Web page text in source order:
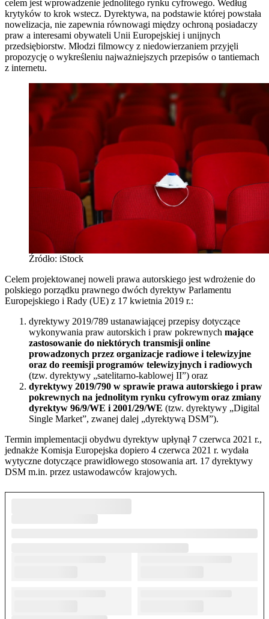
celem jest wprowadzenie jednolitego rynku cyfrowego. Według
krytyków to krok wstecz. Dyrektywa, na podstawie której powstała
nowelizacja, nie zapewnia równowagi między ochroną posiadaczy
praw a interesami obywateli Unii Europejskiej i unijnych
przedsiębiorstw. Młodzi filmowcy z niedowierzaniem przyjęli
propozycję o wykreśleniu najważniejszych przepisów o tantiemach
z internetu.
Źródło: iStock
Celem projektowanej noweli prawa autorskiego jest wdrożenie do
polskiego porządku prawnego dwóch dyrektyw Parlamentu
Europejskiego i Rady (UE) z 17 kwietnia 2019 r.:
dyrektywy 2019/789 ustanawiającej przepisy dotyczące
wykonywania praw autorskich i praw pokrewnych mające
zastosowanie do niektórych transmisji online
prowadzonych przez organizacje radiowe i telewizyjne
oraz do reemisji programów telewizyjnych i radiowych
(tzw. dyrektywy „satelitarno-kablowej II”) oraz
dyrektywy 2019/790 w sprawie prawa autorskiego i praw
pokrewnych na jednolitym rynku cyfrowym oraz zmiany
dyrektyw 96/9/WE i 2001/29/WE (tzw. dyrektywy „Digital
Single Market”, zwanej dalej „dyrektywą DSM”).
Termin implementacji obydwu dyrektyw upłynął 7 czerwca 2021 r.,
jednakże Komisja Europejska dopiero 4 czerwca 2021 r. wydała
wytyczne dotyczące prawidłowego stosowania art. 17 dyrektywy
DSM m.in. przez ustawodawców krajowych.